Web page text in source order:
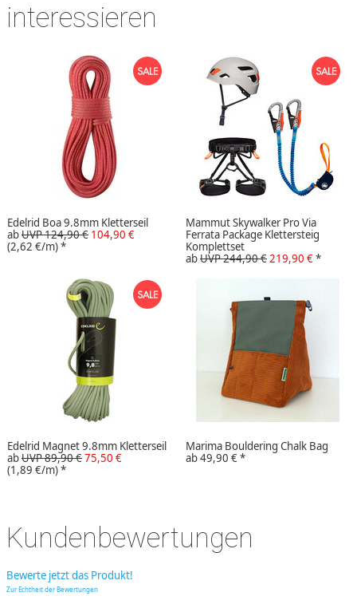
interessieren
Edelrid Boa 9.8mm Kletterseil
abUVP 124,90 € 104,90 €
(2,62 €/m)*
Mammut Skywalker Pro Via
Ferrata Package Klettersteig
Komplettset
abUVP 244,90 € 219,90 €*
Edelrid Magnet 9.8mm Kletterseil
abUVP 89,90 €75,50 €
(1,89 €/m)*
Marima Bouldering Chalk Bag
ab49,90 €*
Kundenbewertungen
Bewerte jetzt das Produkt!
Zur Echtheit der Bewertungen